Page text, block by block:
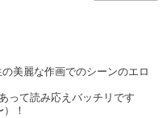
美麗な作画でのシーンのエロ
って読み応えバッチリです
！